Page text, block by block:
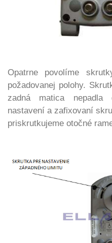
Opatrne povolíme
požadovanej polohy.
zadná matica
nastavení a zafixovaní
priskrutkujeme otočné